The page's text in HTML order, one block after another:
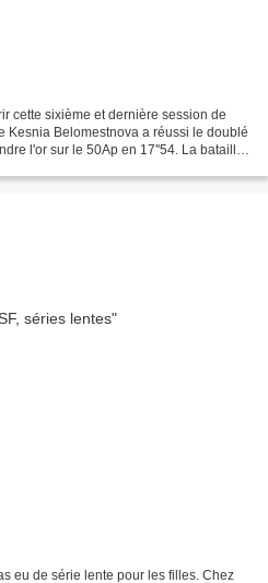
cette sixième et dernière session de
Kesnia Belomestnova a réussi le doublé
l'or sur le 50Ap en 17''54. La bataille
eu de série lente pour les filles. Chez